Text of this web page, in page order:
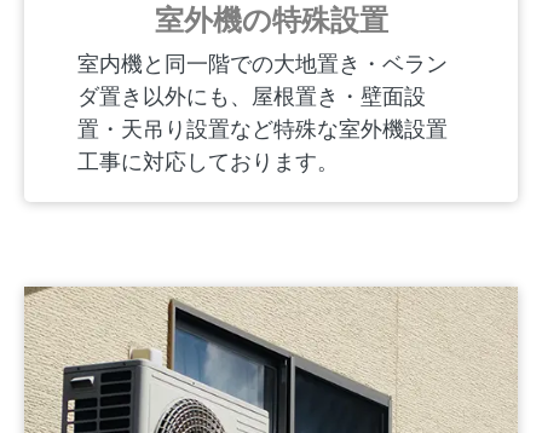
室外機の特殊設置
室内機と同一階での大地置き・ベラン
ダ置き以外にも、屋根置き・壁面設
置・天吊り設置など特殊な室外機設置
工事に対応しております。